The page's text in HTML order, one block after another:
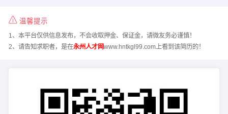
温馨提示
1、本平台仅供信息发布，不会收取押金、保证金，请微友务必谨慎！
2、请告知求职者，是在永州人才网www.hntkgl99.com上看到该简历的！